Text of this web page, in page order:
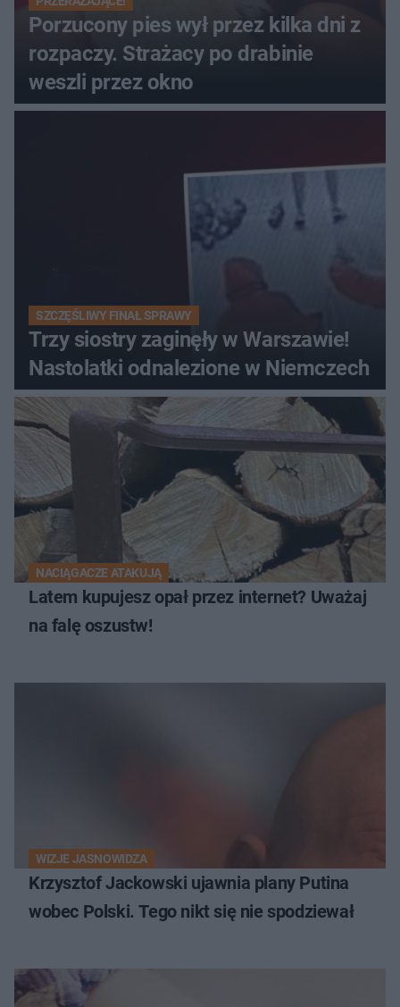
Porzucony pies wył przez kilka dni z
rozpaczy. Strażacy po drabinie
weszli przez okno
SZCZĘŚLIWY FINAŁ SPRAWY
Trzy siostry zaginęły w Warszawie!
Nastolatki odnalezione w Niemczech
NACIĄGACZE ATAKUJĄ
Latem kupujesz opał przez internet? Uważaj
na falę oszustw!
WIZJE JASNOWIDZA
Krzysztof Jackowski ujawnia plany Putina
wobec Polski. Tego nikt się nie spodziewał